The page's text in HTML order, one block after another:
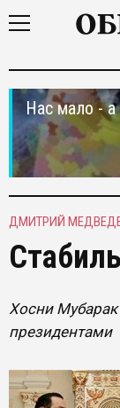
Нас мало -
ДМИТРИЙ
Хосни Мубарак
президентами